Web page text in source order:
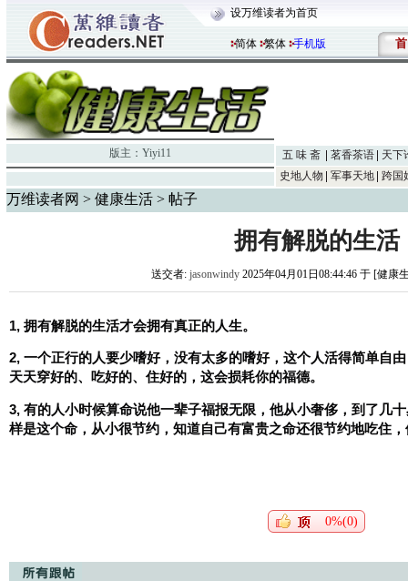
设万维读者为首页
简体 繁体 手机版 首
版主： Yiyi11 五 味 斋 茗香茶语
天下
史地人物
军事天地 跨国
万维读者网 > 健康生活 > 帖子
拥有解脱的生活
送交者: jasonwindy 2025年04月01日08:44:46 于 [健康
1, 拥有解脱的生活才会拥有真正的人生。
2, 一个正行的人要少嗜好，没有太多的嗜好，这个人活得简单自
天天穿好的、吃好的、住好的，这会损耗你的福德。
3, 有的人小时候算命说他一辈子福报无限，他从小奢侈，到了几
样是这个命，从小很节约，知道自己有富贵之命还很节约地吃住
0%(0)